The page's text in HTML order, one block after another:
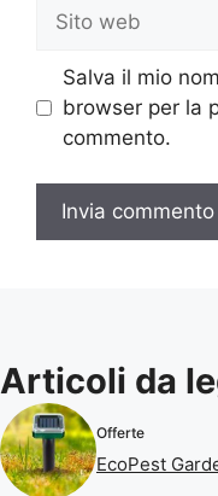
web
Salva il mio
browser per la
commento.
Articoli da
Offerte
EcoPest